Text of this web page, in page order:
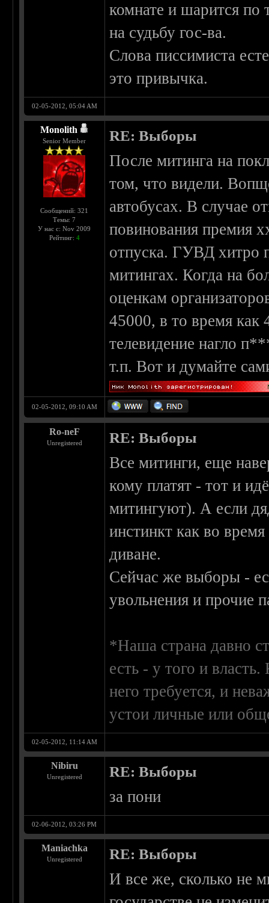
комнате и шарится по
на судьбу гос-ва.
Слова писсимиста
это привычка.
02-05-2012, 05:04 AM
Monolith
Senior Member
Сообщений: 321
Темы: 7
У нас с: Nov 2009
Рейтинг: 4
RE: Выборы
После митинга на
том, что видели.
автобусах. В случае
повинования премия
отпуска. ГУВД хитро
митингах. Когда на
оценкам
45000, в то время как
телевидение нагло
т.п. Вот и думайте
02-05-2012, 09:10 AM
Ro-neF
Unregistered RE: Выборы
Все митинги, еще
кому платят - тот и
митингуют). А если
инстинкт как во
диване.
Сейчас же выборы -
увольнения и прочие
*Наша страна давно
есть - у того и
него требуется, и
устои личные или
02-05-2012, 11:14 AM
Nibiru
Unregistered RE: Выборы
за пони
02-06-2012, 03:26 PM
Maniachka
Unregistered RE: Выборы
И все же, сколько не